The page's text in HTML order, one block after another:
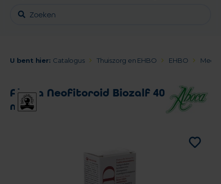
U bent hier: Catalogus Thuiszorg en EHBO EHBO
Aboca Neofitoroid Biozalf 40
ml